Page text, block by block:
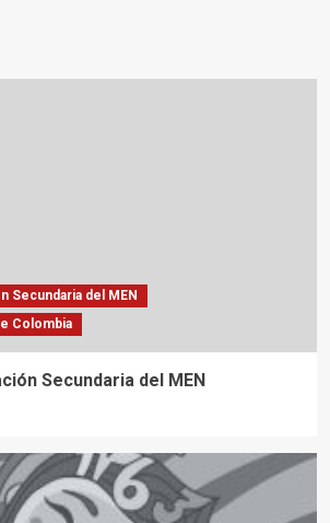
Secundaria del MEN
Colombia
Secundaria del MEN